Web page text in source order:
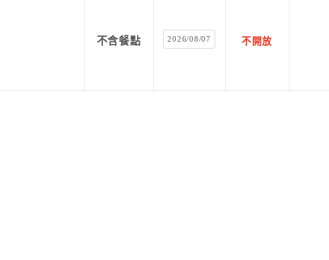
不含餐點 2026/08/07 不開放